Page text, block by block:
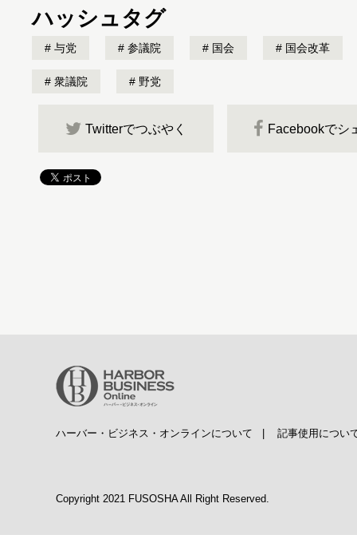
ハッシュタグ
与党 参議院 国会 国会改革
衆議院 野党
Twitterでつぶやく Facebookでシ
ハーバー・ビジネス・オンラインについて 記事使用につい
Copyright 2021 FUSOSHA All Right Reserved.